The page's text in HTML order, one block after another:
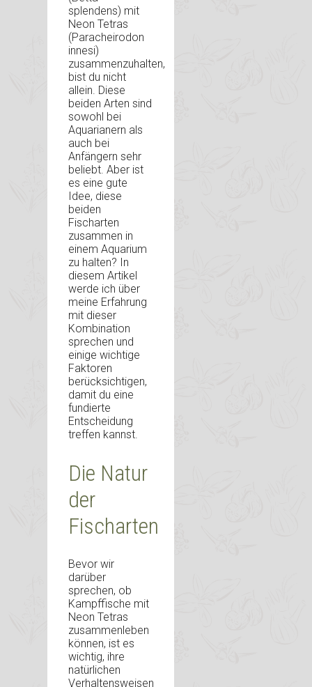
splendens) mit
Neon Tetras
(Paracheirodon
innesi)
zusammenzuhalten,
bist du nicht
allein. Diese
beiden Arten sind
sowohl bei
Aquarianern als
auch bei
Anfängern sehr
beliebt. Aber ist
es eine gute
Idee, diese
beiden
Fischarten
zusammen in
einem Aquarium
zu halten? In
diesem Artikel
werde ich über
meine Erfahrung
mit dieser
Kombination
sprechen und
einige wichtige
Faktoren
berücksichtigen,
damit du eine
fundierte
Entscheidung
treffen kannst.
Die Natur
der
Fischarten
Bevor wir
darüber
sprechen, ob
Kampffische mit
Neon Tetras
zusammenleben
können, ist es
wichtig, ihre
natürlichen
Verhaltensweisen